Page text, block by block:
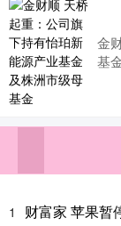
金
基
1 财富家 苹果暂